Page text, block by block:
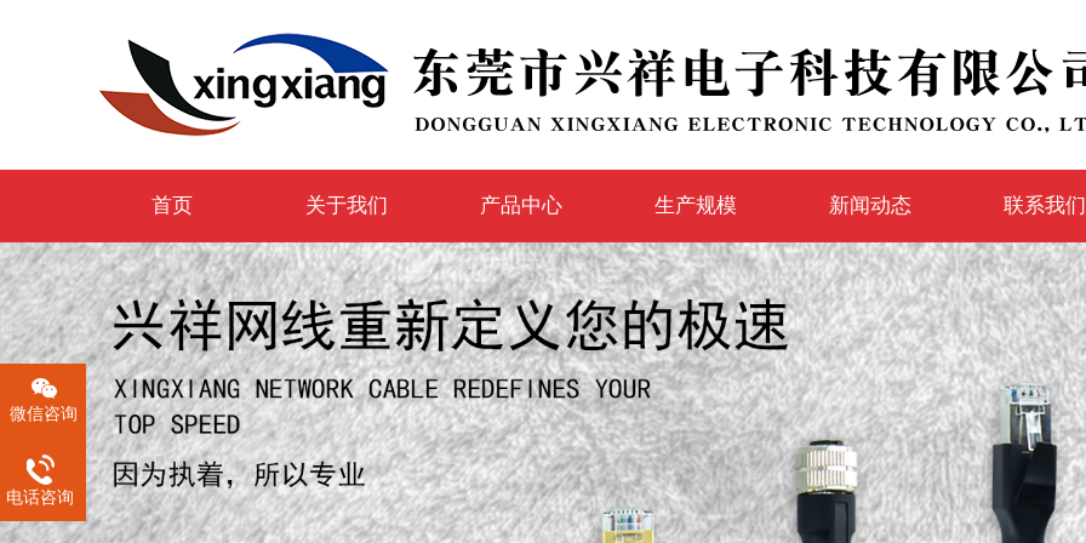
首页 关于我们 产品中心 生产规模 新闻动态 联系我们
微信咨询
电话咨询